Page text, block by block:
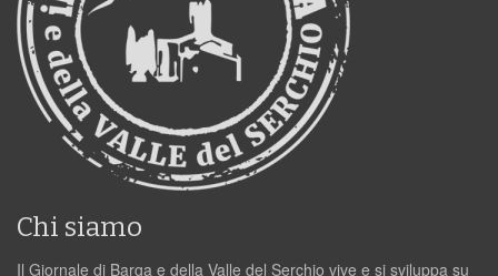
Chi siamo
Il Giornale di Barga e della Valle del Serchio vive e si sviluppa su